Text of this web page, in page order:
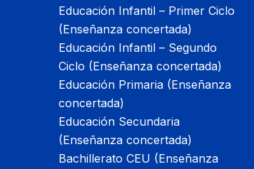
Educación Infantil – Primer Ciclo
(Enseñanza concertada)
Educación Infantil – Segundo
Ciclo (Enseñanza concertada)
Educación Primaria (Enseñanza
concertada)
Educación Secundaria
(Enseñanza concertada)
Bachillerato CEU (Enseñanza